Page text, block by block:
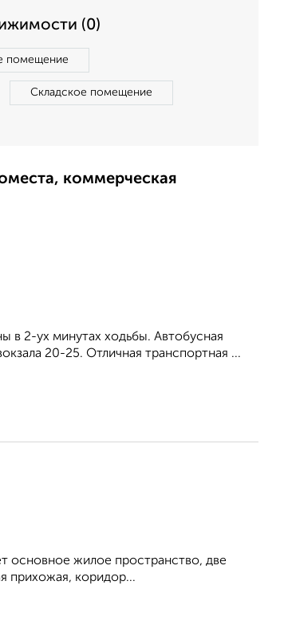
(0)
помещение
Складское помещение
коммерческая
в 2-ух минутах ходьбы. Автобусная
20-25. Отличная транспортная ...
основное жилое пространство, две
прихожая, коридор...